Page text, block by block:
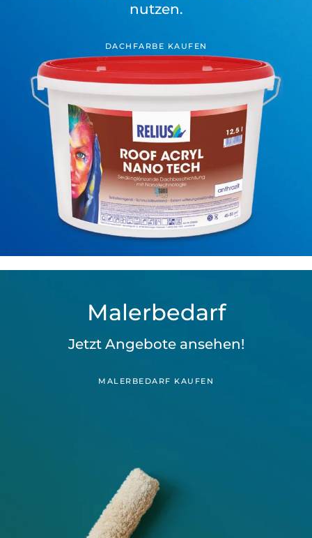
nutzen.
DACHFARBE KAUFEN
Malerbedarf
Jetzt Angebote ansehen!
MALERBEDARF KAUFEN